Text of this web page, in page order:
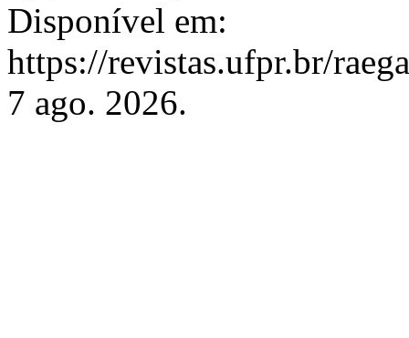
Disponível em:
https://revistas.ufpr.br/
7 ago. 2026.